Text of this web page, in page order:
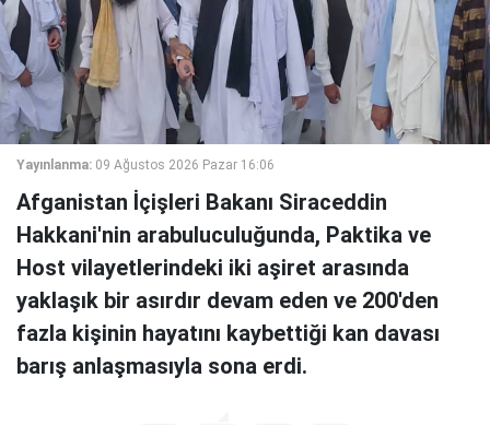
Yayınlanma: 09 Ağustos 2026 Pazar 16:06
Afganistan İçişleri Bakanı Siraceddin
Hakkani'nin arabuluculuğunda, Paktika ve
Host vilayetlerindeki iki aşiret arasında
yaklaşık bir asırdır devam eden ve 200'den
fazla kişinin hayatını kaybettiği kan davası
barış anlaşmasıyla sona erdi.